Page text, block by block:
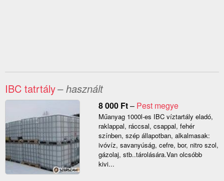
IBC tatrtály– használt
8 000 Ft– Pest megye
Műanyag 1000l-es IBC víztartály eladó,
raklappal, ráccsal, csappal, fehér
színben, szép állapotban, alkalmasak:
ivóvíz, savanyúság, cefre, bor, nitro szol,
gázolaj, stb..tárolására.Van olcsóbb
kivi...